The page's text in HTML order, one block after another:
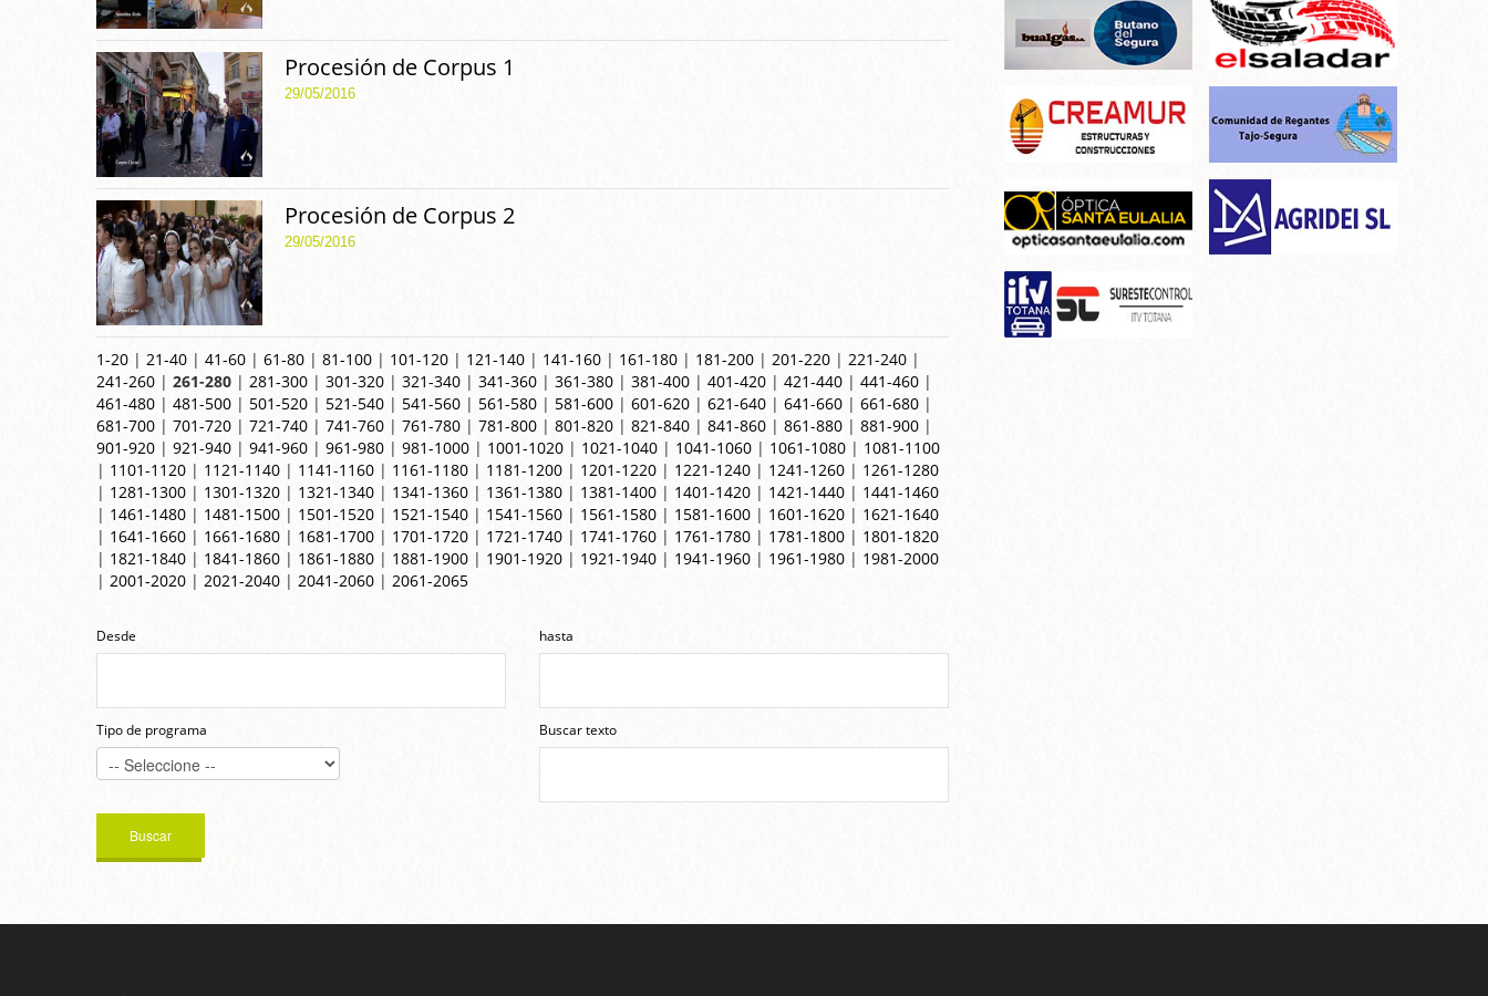
Procesión de Corpus 1
29/05/2016
Procesión de Corpus 2
29/05/2016
1-20 | 21-40 | 41-60 | 61-80 | 81-100 | 101-120 | 121-140 | 141-160 | 161-180 | 181-200 | 201-220 | 221-240 |
241-260 | 261-280 | 281-300 | 301-320 | 321-340 | 341-360 | 361-380 | 381-400 | 401-420 | 421-440 | 441-460 |
461-480 | 481-500 | 501-520 | 521-540 | 541-560 | 561-580 | 581-600 | 601-620 | 621-640 | 641-660 | 661-680 |
681-700 | 701-720 | 721-740 | 741-760 | 761-780 | 781-800 | 801-820 | 821-840 | 841-860 | 861-880 | 881-900 |
901-920 | 921-940 | 941-960 | 961-980 | 981-1000 | 1001-1020 | 1021-1040 | 1041-1060 | 1061-1080 | 1081-1100
| 1101-1120 | 1121-1140 | 1141-1160 | 1161-1180 | 1181-1200 | 1201-1220 | 1221-1240 | 1241-1260 | 1261-1280
| 1281-1300 | 1301-1320 | 1321-1340 | 1341-1360 | 1361-1380 | 1381-1400 | 1401-1420 | 1421-1440 | 1441-1460
| 1461-1480 | 1481-1500 | 1501-1520 | 1521-1540 | 1541-1560 | 1561-1580 | 1581-1600 | 1601-1620 | 1621-1640
| 1641-1660 | 1661-1680 | 1681-1700 | 1701-1720 | 1721-1740 | 1741-1760 | 1761-1780 | 1781-1800 | 1801-1820
| 1821-1840 | 1841-1860 | 1861-1880 | 1881-1900 | 1901-1920 | 1921-1940 | 1941-1960 | 1961-1980 | 1981-2000
| 2001-2020 | 2021-2040 | 2041-2060 | 2061-2065
Desde
Tipo de programa
hasta
Buscar texto